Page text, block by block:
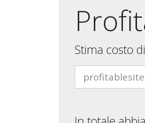
Stima costo